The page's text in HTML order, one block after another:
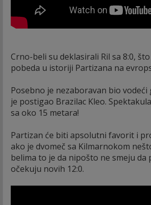
Crno-beli su deklasirali Ril sa 8:0,
pobeda u istoriji Partizana na
Posebno je nezaboravan bio
je postigao Brazilac Kleo.
sa oko 15 metara!
Partizan će biti apsolutni favorit i
ako je dvomeč sa Kilmarnokom
belima to je da nipošto ne smeju da
očekuju novih 12:0.